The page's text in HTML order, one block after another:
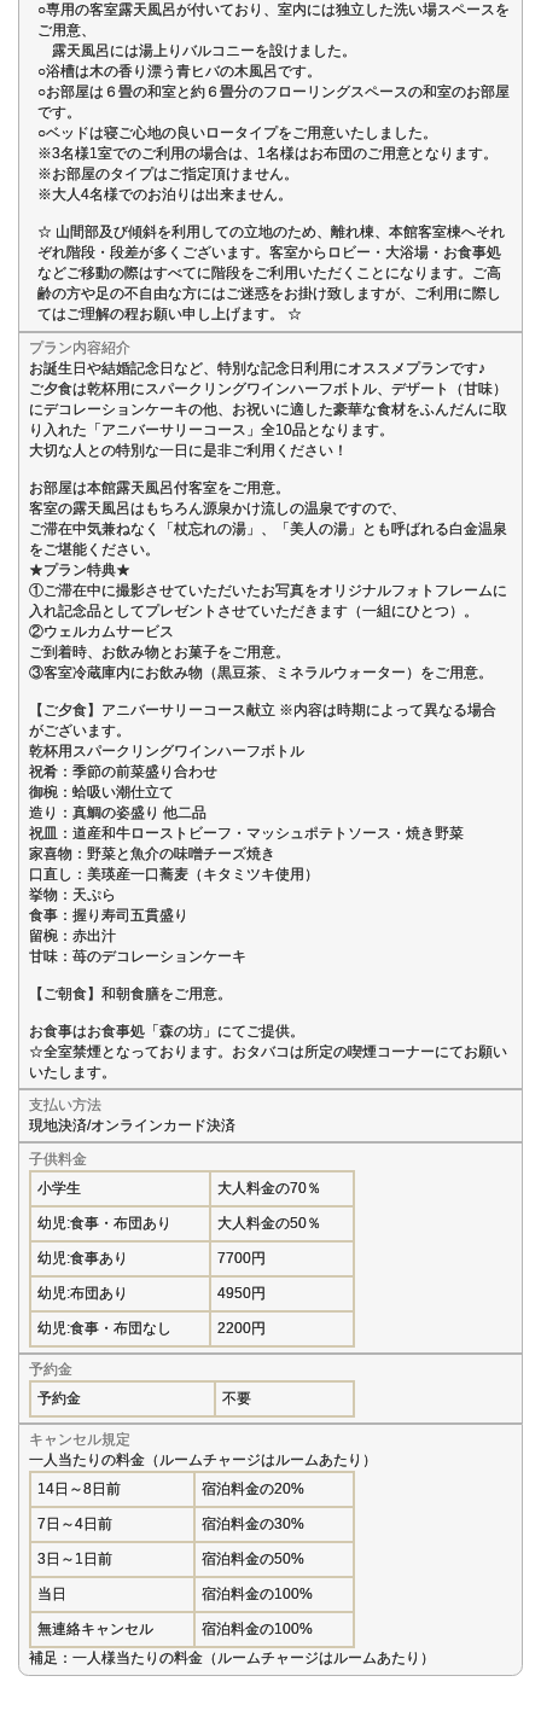
○専用の客室露天風呂が付いており、室内には独立した洗い場スペースを
ご用意、
露天風呂には湯上りバルコニーを設けました。
○浴槽は木の香り漂う青ヒバの木風呂です。
○お部屋は６畳の和室と約６畳分のフローリングスペースの和室のお部屋
です。
○ベッドは寝ご心地の良いロータイプをご用意いたしました。
※3名様1室でのご利用の場合は、1名様はお布団のご用意となります。
※お部屋のタイプはご指定頂けません。
※大人4名様でのお泊りは出来ません。
☆ 山間部及び傾斜を利用しての立地のため、離れ棟、本館客室棟へそれ
ぞれ階段・段差が多くございます。客室からロビー・大浴場・お食事処
などご移動の際はすべてに階段をご利用いただくことになります。ご高
齢の方や足の不自由な方にはご迷惑をお掛け致しますが、ご利用に際し
てはご理解の程お願い申し上げます。 ☆
プラン内容紹介
お誕生日や結婚記念日など、特別な記念日利用にオススメプランです♪
ご夕食は乾杯用にスパークリングワインハーフボトル、デザート（甘味）
にデコレーションケーキの他、お祝いに適した豪華な食材をふんだんに取
り入れた「アニバーサリーコース」全10品となります。
大切な人との特別な一日に是非ご利用ください！
お部屋は本館露天風呂付客室をご用意。
客室の露天風呂はもちろん源泉かけ流しの温泉ですので、
ご滞在中気兼ねなく「杖忘れの湯」、「美人の湯」とも呼ばれる白金温泉
をご堪能ください。
★プラン特典★
①ご滞在中に撮影させていただいたお写真をオリジナルフォトフレームに
入れ記念品としてプレゼントさせていただきます（一組にひとつ）。
②ウェルカムサービス
ご到着時、お飲み物とお菓子をご用意。
③客室冷蔵庫内にお飲み物（黒豆茶、ミネラルウォーター）をご用意。
【ご夕食】アニバーサリーコース献立 ※内容は時期によって異なる場合
がございます。
乾杯用スパークリングワインハーフボトル
祝肴：季節の前菜盛り合わせ
御椀：蛤吸い潮仕立て
造り：真鯛の姿盛り 他二品
祝皿：道産和牛ローストビーフ・マッシュポテトソース・焼き野菜
家喜物：野菜と魚介の味噌チーズ焼き
口直し：美瑛産一口蕎麦（キタミツキ使用）
挙物：天ぷら
食事：握り寿司五貫盛り
留椀：赤出汁
甘味：苺のデコレーションケーキ
【ご朝食】和朝食膳をご用意。
お食事はお食事処「森の坊」にてご提供。
☆全室禁煙となっております。おタバコは所定の喫煙コーナーにてお願い
いたします。
支払い方法
現地決済/オンラインカード決済
子供料金
小学生
大人料金の70％
幼児:食事・布団あり 大人料金の50％
幼児:食事あり 7700円
幼児:布団あり 4950円
幼児:食事・布団なし 2200円
予約金
予約金
不要
キャンセル規定
一人当たりの料金（ルームチャージはルームあたり）
14日～8日前
宿泊料金の20%
7日～4日前 宿泊料金の30%
3日～1日前 宿泊料金の50%
当日 宿泊料金の100%
無連絡キャンセル
宿泊料金の100%
補足：一人様当たりの料金（ルームチャージはルームあたり）